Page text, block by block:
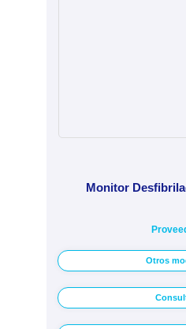
Monitor
Otros